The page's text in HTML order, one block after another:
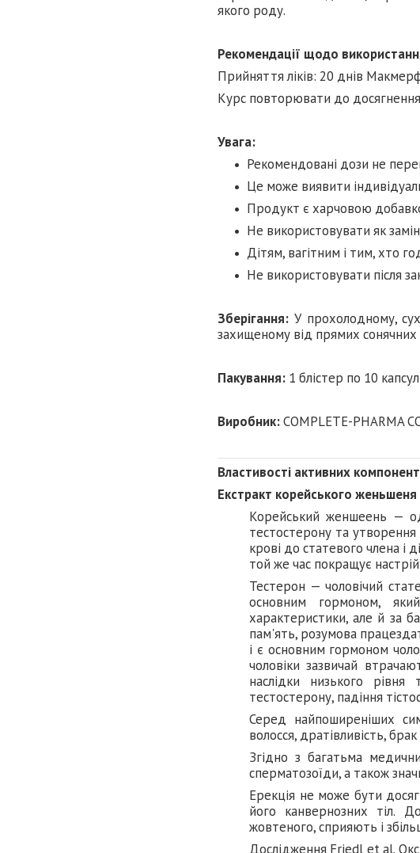
якого роду.
Рекомендації щодо
Прийняття ліків: 20 днів
Курс повторювати до
Увага:
Рекомендовані дози не
Це може виявити
Продукт є харчовою
Не використовувати як
Дітям, вагітним і тим, хто
Не використовувати після
Зберігання: У прохолодному,
захищеному від прямих сонячних
Пакування: 1 блістер по 10 капсул
Виробник:COMPLETE-PHARMA
Властивості активних
Екстракт корейського
Корейський женшеень —
тестостерону та
крові до статевого члена і
той же час покращує настрій.
Тестерон — чоловічий
основним гормоном,
характеристики, але й за
пам'ять, розумова
і є основним гормоном
чоловіки зазвичай
наслідки низького
тестостерону, падіння
Серед найпоширеніших
волосся, дратівливість,
Згідно з багатьма
сперматозоїди, а також
Ерекція не може бути
його канвернозних тіл.
жовтеного, сприяють і
Дослідження Friedl et al.